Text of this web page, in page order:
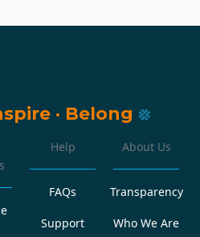
· Belong
Help
FAQs
Support
About Us
Transparency
Who We Are